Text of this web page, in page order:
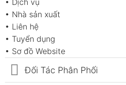
• Dịch vụ
• Nhà sản xuất
• Liên hệ
• Tuyển dụng
• Sơ đồ Website
Đối Tác Phân Phối